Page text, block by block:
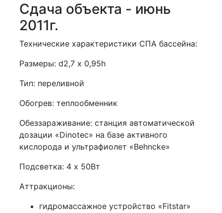
Сдача объекта - июнь
2011г.
Технические характеристики СПА бассейна:
Размеры: d2,7 х 0,95h
Тип: переливной
Обогрев: теплообменник
Обеззараживание: станция автоматической
дозации «Dinotec» на базе активного
кислорода и ультрафиолет «Behncke»
Подсветка: 4 х 50Вт
Аттракционы:
гидромассажное устройство «Fitstar»